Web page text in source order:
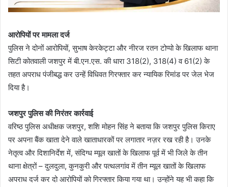
आरोपियों पर मामला दर्ज
पुलिस ने दोनों आरोपियों, सुभाष केरकेट्टा और नीरज रतन टोप्पो के खिलाफ थाना
सिटी कोतवाली जशपुर में बी.एन.एस. की धारा 318(2), 318(4) व 61(2) के
तहत अपराध पंजीबद्ध कर उन्हें विधिवत गिरफ्तार कर न्यायिक रिमांड पर जेल भेज
दिया है।
जशपुर पुलिस की निरंतर कार्रवाई
वरिष्ठ पुलिस अधीक्षक जशपुर, शशि मोहन सिंह ने बताया कि जशपुर पुलिस किराए
पर अपना बैंक खाता देने वाले खाताधारकों पर लगातार नज़र रख रही है। उनके
नेतृत्व और दिशानिर्देश में, संदिग्ध म्यूल खातों के खिलाफ पूर्व में भी जिले के तीन
थाना क्षेत्रों – दुलदुला, कुनकुरी और पत्थलगांव में तीन म्यूल खातों के खिलाफ
अपराध दर्ज कर दो आरोपियों को गिरफ्तार किया गया था। उन्होंने यह भी कहा कि